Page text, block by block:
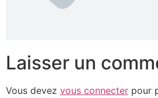
Laisser un
Vous devez vous connecter pour